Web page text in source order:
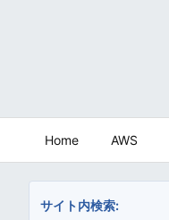
Home AWS
サイト内検索: